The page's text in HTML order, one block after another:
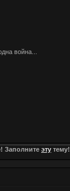
Заполните эту тему!